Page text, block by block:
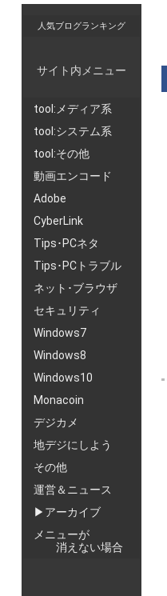
人気ブログランキング
サイト内メニュー
tool:メディア系
tool:システム系
tool:その他
動画エンコード
Adobe
CyberLink
Tips･PCネタ
Tips･PCトラブル
ネット･ブラウザ
セキュリティ
Windows7
Windows8
Windows10
Monacoin
デジカメ
地デジにしよう
その他
運営＆ニュース
▶アーカイブ
メニューが
消えない場合